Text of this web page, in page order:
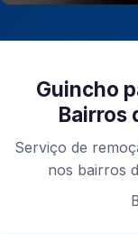
Guincho
Bairros
Serviço de
nos bairros